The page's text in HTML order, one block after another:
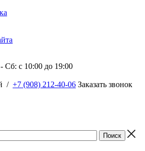
Сб: c 10:00 до 19:00
/ +7 (908) 212-40-06 Заказать звонок